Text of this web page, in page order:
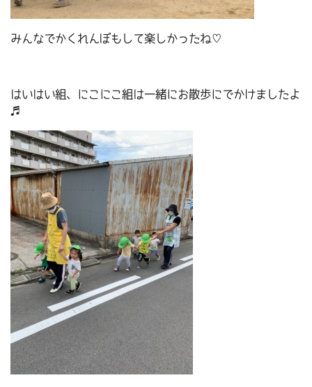
みんなでかくれんぼもして楽しかったね♡
はいはい組、にこにこ組は一緒にお散歩にでかけましたよ
♬